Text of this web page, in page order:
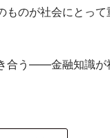
のが社会にとっ
合う――金融知識が